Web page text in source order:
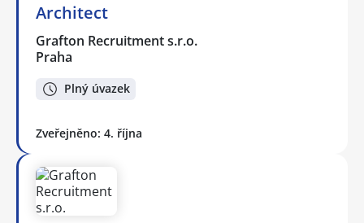
Architect
Grafton Recruitment s.r.o.
Praha
Plný úvazek
Zveřejněno: 4. října